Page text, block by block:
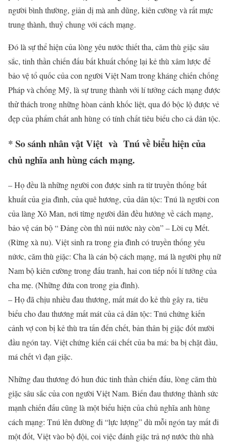
người bình thường, giản dị mà anh dũng, kiên cường và rất mực
trung thành, thuỷ chung với cách mạng.
Đó là sự thể hiện của lòng yêu nước thiết tha, căm thù giặc sâu
sắc, tinh thần chiến đấu bất khuất chống lại kẻ thù xâm lược để
bảo vệ tổ quốc của con người Việt Nam trong kháng chiến chống
Pháp và chống Mỹ, là sự trung thành với lí tưởng cách mạng được
thử thách trong những hòan cảnh khốc liệt, qua đó bộc lộ được vẻ
đẹp của phẩm chất anh hùng có tính chất tiêu biểu cho cả dân tộc.
* So sánh nhân vật Việt và Tnú về biểu hiện của
chủ nghĩa anh hùng cách mạng.
– Họ đều là những người con được sinh ra từ truyền thống bất
khuất của gia đình, của quê hương, của dân tộc: Tnú là người con
của làng Xô Man, nơi từng người dân đều hướng về cách mạng,
bảo vệ cán bộ “ Đảng còn thì núi nước này còn” – Lời cụ Mết.
(Rừng xà nu). Việt sinh ra trong gia đình có truyền thống yêu
nứơc, căm thù giặc: Cha là cán bộ cách mạng, má là người phụ nữ
Nam bộ kiên cường trong đấu tranh, hai con tiếp nối lí tưởng của
cha mẹ. (Những đứa con trong gia đình).
– Họ đã chịu nhiều đau thương, mất mát do kẻ thù gây ra, tiêu
biểu cho đau thương mất mát của cả dân tộc: Tnú chứng kiến
cảnh vợ con bị kẻ thù tra tấn đến chết, bản thân bị giặc đốt mười
đầu ngón tay. Việt chứng kiến cái chết của ba má: ba bị chặt đầu,
má chết vì đạn giặc.
Những đau thương đó hun đúc tinh thần chiến đấu, lòng căm thù
giặc sâu sắc của con người Việt Nam. Biến đau thương thành sức
mạnh chiến đấu cũng là một biểu hiện của chủ nghĩa anh hùng
cách mạng: Tnú lên đường đi “lực lượng” dù mỗi ngón tay mất đi
một đốt, Việt vào bộ đội, coi việc đánh giặc trả nợ nước thù nhà